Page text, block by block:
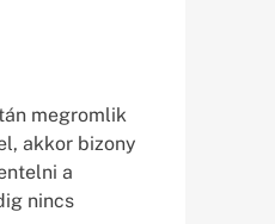
megromlik
akkor bizony
a
nincs